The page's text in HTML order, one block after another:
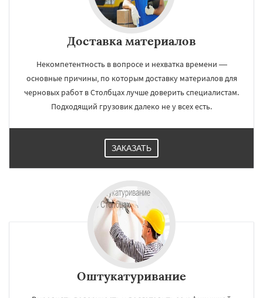
Доставка материалов
Некомпетентность в вопросе и нехватка времени —
основные причины, по которым доставку материалов для
черновых работ в Столбцах лучше доверить специалистам.
Подходящий грузовик далеко не у всех есть.
ЗАКАЗАТЬ
Оштукатуривание